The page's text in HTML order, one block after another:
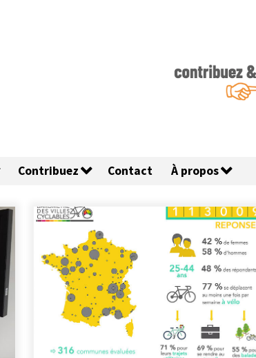
Contribuez Contact À propos